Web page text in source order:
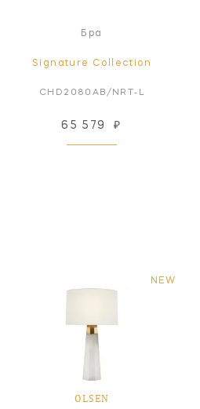
Бра
Signature Collection
CHD2080AB/NRT-L
65 579 ₽
NEW
OLSEN